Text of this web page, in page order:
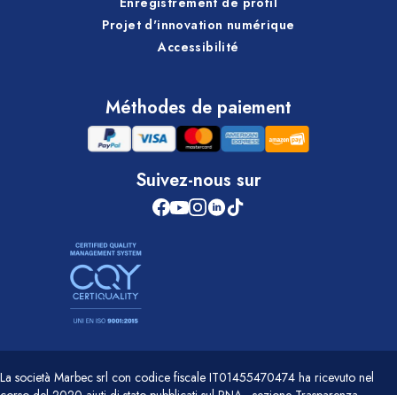
Projet d'innovation numérique
Accessibilité
Méthodes de paiement
Suivez-nous sur
La società Marbec srl con codice fiscale IT01455470474 ha ricevuto nel